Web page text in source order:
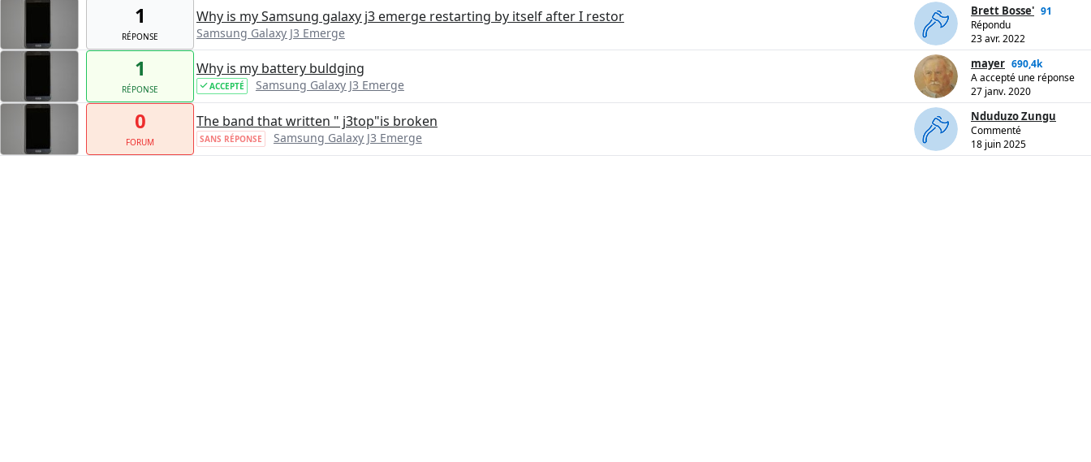
1
RÉPONSE
Why is my Samsung galaxy j3 emerge restarting by itself after I restor
Samsung Galaxy J3 Emerge
Brett Bosse' 91
Répondu
23 avr. 2022
1
RÉPONSE
Why is my battery buldging
ACCEPTÉ Samsung Galaxy J3 Emerge
mayer 690,4k
A accepté une réponse
27 janv. 2020
0
FORUM
The band that written " j3top"is broken
SANS RÉPONSE Samsung Galaxy J3 Emerge
Nduduzo Zungu
Commenté
18 juin 2025